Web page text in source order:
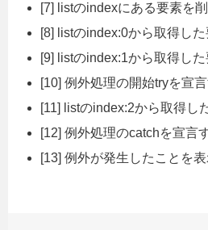
[7] listのindexにある要素を削
[8] listのindex:0から取得した
[9] listのindex:1から取得した
[10] 例外処理の開始tryを宣言
[11] listのindex:2から取得し
[12] 例外処理のcatchを宣言
[13] 例外が発生したことを表